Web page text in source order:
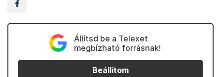
Állítsd be a Telexet
megbízható forrásnak!
Beállítom